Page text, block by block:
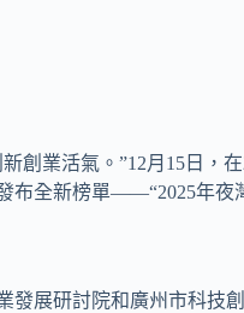
創業活氣。”12月15日
布全新榜單——“2025年夜
發展研討院和廣州市科技